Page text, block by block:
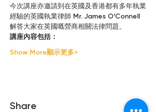
今次講座亦邀請到在英國及香港都有多年執業
經驗的英國執業律師 Mr. James O’Connell
解答大家在英國嘅營商相關法律問題。
講座內容包括：
Show More顯示更多>
Share